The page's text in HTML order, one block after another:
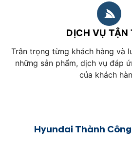
DỊCH VỤ TẬN
Trân trọng từng khách hàng và
những sản phẩm, dịch vụ đáp
của khách
Hyundai Thành